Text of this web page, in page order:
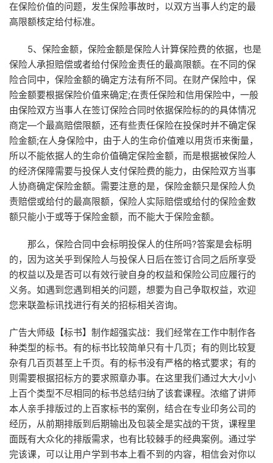
在保险价值的问题，发生保险事故时，以双方当事人约定的最
高限额核定给付标准。
5、保险金额，保险金额是保险人计算保险费的依据，也是
保险人承担赔偿或者给付保险金责任的最高限额。在不同的保
险合同中，保险金额的确定方法有所不同。在财产保险中，保
险金额要根据保险价值来确定;在责任保险和信用保险中，一般
由保险双方当事人在签订保险合同时依据保险标的的具体情况
商定—个最高赔偿限额，还有些责任保险在投保时并不确定保
险金额;在人身保险中，由于人的生命价值难以用货币来衡量，
所以不能依据人的生命价值确定保险金额，而是根据被保险人
的经济保障需要与投保人支付保险费的能力，由保险双方当事
人协商确定保险金额。需要注意的是，保险金额只是保险人负
责赔偿或给付的最高限额，保险人实际赔偿或给付的保险金数
额只能小于或等于保险金额，而不能大于保险金额。
那么，保险合同中会标明投保人的住所吗?答案是会标明
的，因为这关乎到保险人与投保人日后在签订合同之后所享受
的权益以及是否可以有效行驶自身的权益和保险公司应履行的
义务。如遇到您遇到相关的问题，想要为自己争取权益，欢迎
您来联盈标讯找进行有关的招标相关咨询。
广告大师级【标书】制作超强实战：我们经常在工作中制作各
种类型的标书。有的标书比较简单只有十几页；有的则比较复
杂有几百页甚至上千页。有的标书没有严格的格式要求；有的
则需要根据招标方的要求照章办事。在这里我们通过大大小小
上百个类型不尽相同的标书总结归纳了该套课程。浓缩了讲师
本人亲手排版过的上百家标书的案例，结合在专业印务公司的
经历，从前期排版到后期输出及包装全是实战的干货，课程里
面既有大众化的排版需求，也有比较棘手的经典案例。通过学
完该课，可以让用户学到书本上看不到的内容，相信会对你以